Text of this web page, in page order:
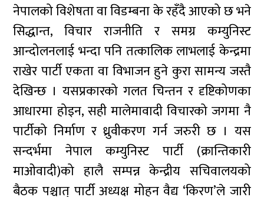
नेपालको विशेषता वा विडम्बना के रहँदै आएको छ भने
सिद्धान्त, विचार राजनीति र समग्र कम्युनिस्ट
आन्दोलनलाई भन्दा पनि तत्कालिक लाभलाई केन्द्रमा
राखेर पार्टी एकता वा विभाजन हुने कुरा सामन्य जस्तै
देखिन्छ । यसप्रकारको गलत चिन्तन र दृष्टिकोणका
आधारमा होइन, सही मालेमावादी विचारको जगमा नै
पार्टीको निर्माण र ध्रुवीकरण गर्न जरुरी छ । यस
सन्दर्भमा नेपाल कम्युनिस्ट पार्टी (क्रान्तिकारी
माओवादी)को हालै सम्पन्न केन्द्रीय सचिवालयको
बैठक पश्चात् पार्टी अध्यक्ष मोहन वैद्य ‘किरण’ले जारी